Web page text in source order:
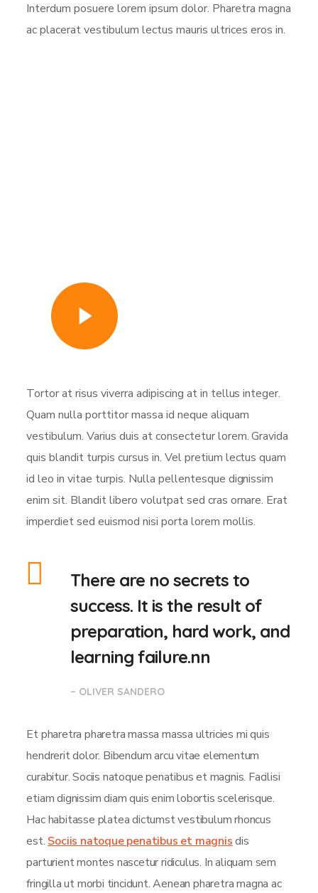
Interdum posuere lorem ipsum dolor. Pharetra magna
ac placerat vestibulum lectus mauris ultrices eros in.
Tortor at risus viverra adipiscing at in tellus integer.
Quam nulla porttitor massa id neque aliquam
vestibulum. Varius duis at consectetur lorem. Gravida
quis blandit turpis cursus in. Vel pretium lectus quam
id leo in vitae turpis. Nulla pellentesque dignissim
enim sit. Blandit libero volutpat sed cras ornare. Erat
imperdiet sed euismod nisi porta lorem mollis.
There are no secrets to
success. It is the result of
preparation, hard work, and
learning failure.nn
– OLIVER SANDERO
Et pharetra pharetra massa massa ultricies mi quis
hendrerit dolor. Bibendum arcu vitae elementum
curabitur. Sociis natoque penatibus et magnis. Facilisi
etiam dignissim diam quis enim lobortis scelerisque.
Hac habitasse platea dictumst vestibulum rhoncus
est. Sociis natoque penatibus et magnisdis
parturient montes nascetur ridiculus. In aliquam sem
fringilla ut morbi tincidunt. Aenean pharetra magna ac